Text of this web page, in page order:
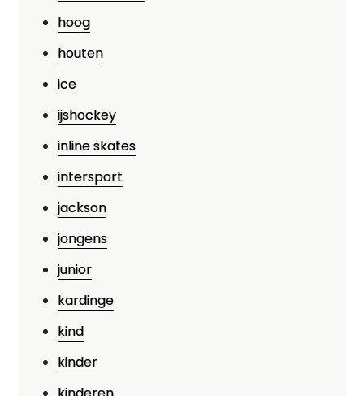
hoog
houten
ice
ijshockey
inline skates
intersport
jackson
jongens
junior
kardinge
kind
kinder